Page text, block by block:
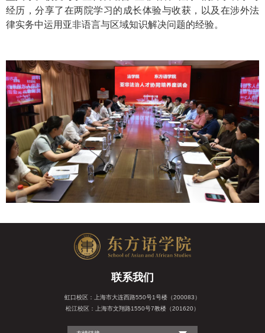
经历，分享了在两院学习的成长体验与收获，以及在涉外法
律实务中运用亚非语言与区域知识解决问题的经验。
联系我们
虹口校区：上海市大连西路550号1号楼（200083）
松江校区：上海市文翔路1550号7教楼（201620）